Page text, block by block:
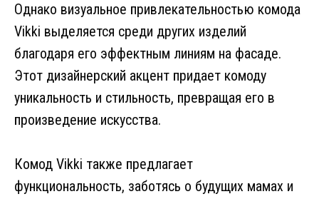
Однако визуальное привлекательностью комода
Vikki выделяется среди других изделий
благодаря его эффектным линиям на фасаде.
Этот дизайнерский акцент придает комоду
уникальность и стильность, превращая его в
произведение искусства.
Комод Vikki также предлагает
функциональность, заботясь о будущих мамах и